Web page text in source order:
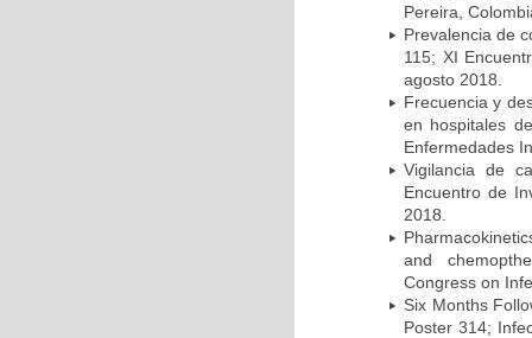
Pereira,
Prevalencia de
115; XI
agosto 2018.
Frecuencia y
en hospitales
Enfermedades
Vigilancia de
Encuentro de
2018.
and
Congress on
Six Months
Poster 314;